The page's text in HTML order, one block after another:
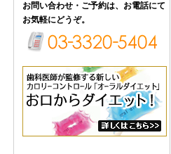
お問い合わせ・ご予約は、お電話にて
お気軽にどうぞ。